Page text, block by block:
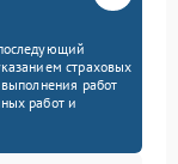
страховых
работ
работ и